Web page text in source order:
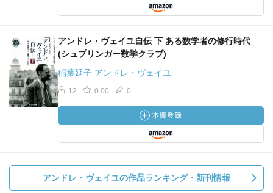
アンドレ・ヴェイユ自伝 下 ある数学者の修行時代
(シュプリンガー数学クラブ)
稲葉延子 アンドレ・ヴェイユ
12 0.00 0
アンドレ・ヴェイユの作品ランキング・新刊情報